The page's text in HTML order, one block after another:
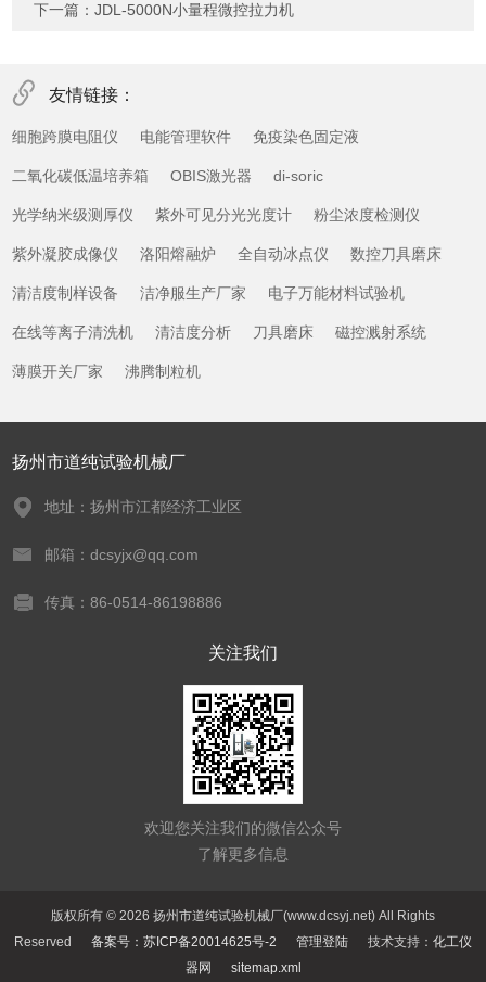
下一篇：JDL-5000N小量程微控拉力机
友情链接：
细胞跨膜电阻仪 电能管理软件 免疫染色固定液
二氧化碳低温培养箱 OBIS激光器 di-soric
光学纳米级测厚仪 紫外可见分光光度计 粉尘浓度检测仪
紫外凝胶成像仪 洛阳熔融炉 全自动冰点仪 数控刀具磨床
清洁度制样设备 洁净服生产厂家 电子万能材料试验机
在线等离子清洗机 清洁度分析 刀具磨床 磁控溅射系统
薄膜开关厂家 沸腾制粒机
扬州市道纯试验机械厂
地址：扬州市江都经济工业区
邮箱：dcsyjx@qq.com
传真：86-0514-86198886
关注我们
欢迎您关注我们的微信公众号
了解更多信息
版权所有 © 2026 扬州市道纯试验机械厂(www.dcsyj.net) All Rights
Reserved 备案号：苏ICP备20014625号-2 管理登陆 技术支持： 化工仪
器网
sitemap.xml